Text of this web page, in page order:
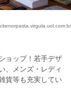
ョップ！若手デザ
、メンズ・レディ
貨等も充実してい